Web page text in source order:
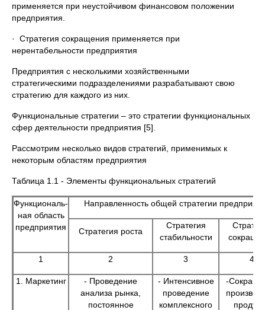
применяется при неустойчивом финансовом положении
предприятия.
· Стратегия сокращения применяется при
нерентабельности предприятия
Предприятия с несколькими хозяйственными
стратегическими подразделениями разрабатывают свою
стратегию для каждого из них.
Функциональные стратегии – это стратегии функциональных
сфер деятельности предприятия [5].
Рассмотрим несколько видов стратегий, применимых к
некоторым областям предприятия
Таблица 1.1 - Элементы функциональных стратегий
Функциональ-
ная область
предприятия
Направленность общей стратегии
Стратегия роста
Стратегия
стабильности
1 2 3 4
1. Маркетинг
- Проведение
анализа рынка,
постоянное
- Интенсивное
проведение
комплексного
-